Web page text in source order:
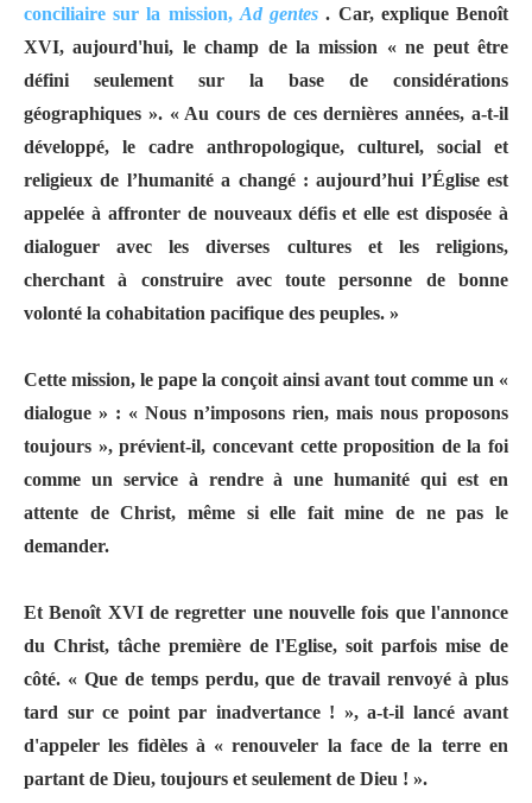
conciliaire sur la mission, Ad gentes . Car, explique Benoît
XVI, aujourd'hui, le champ de la mission « ne peut être
défini seulement sur la base de considérations
géographiques ». « Au cours de ces dernières années, a-t-il
développé, le cadre anthropologique, culturel, social et
religieux de l’humanité a changé : aujourd’hui l’Église est
appelée à affronter de nouveaux défis et elle est disposée à
dialoguer avec les diverses cultures et les religions,
cherchant à construire avec toute personne de bonne
volonté la cohabitation pacifique des peuples. »
Cette mission, le pape la conçoit ainsi avant tout comme un «
dialogue » : « Nous n’imposons rien, mais nous proposons
toujours », prévient-il, concevant cette proposition de la foi
comme un service à rendre à une humanité qui est en
attente de Christ, même si elle fait mine de ne pas le
demander.
Et Benoît XVI de regretter une nouvelle fois que l'annonce
du Christ, tâche première de l'Eglise, soit parfois mise de
côté. « Que de temps perdu, que de travail renvoyé à plus
tard sur ce point par inadvertance ! », a-t-il lancé avant
d'appeler les fidèles à « renouveler la face de la terre en
partant de Dieu, toujours et seulement de Dieu ! ».